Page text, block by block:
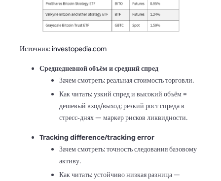
Источник: investopedia.com
Среднедневной объём и средний спред
Зачем смотреть: реальная стоимость торговли.
Как читать: узкий спред и высокий объём =
дешевый вход/выход; резкий рост спреда в
стресс‑днях — маркер рисков ликвидности.
Tracking difference/tracking error
Зачем смотреть: точность следования базовому
активу.
Как читать: устойчиво низкая разница —